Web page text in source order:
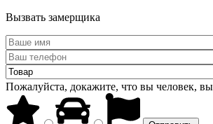
Вызвать замерщика
Пожалуйста, докажите, что вы человек,